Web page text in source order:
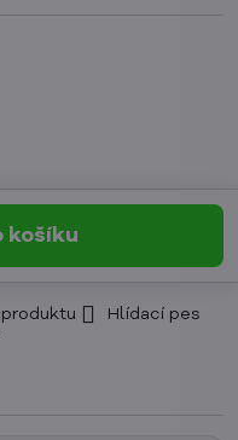
košíku
Hlídací pes